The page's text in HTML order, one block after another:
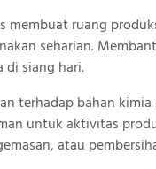
membuat ruang
seharian.
di siang hari.
terhadap bahan kimia
untuk aktivitas
atau